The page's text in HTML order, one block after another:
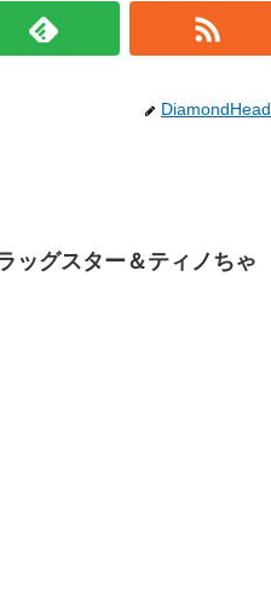
DiamondHead
ッグスター＆ティノちゃ